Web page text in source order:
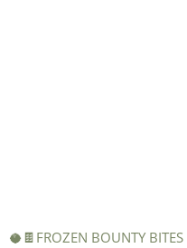
🥥🍫FROZEN BOUNTY